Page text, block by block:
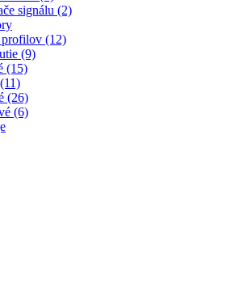
signálu (2)
(12)
(9)
(15)
(26)
(6)